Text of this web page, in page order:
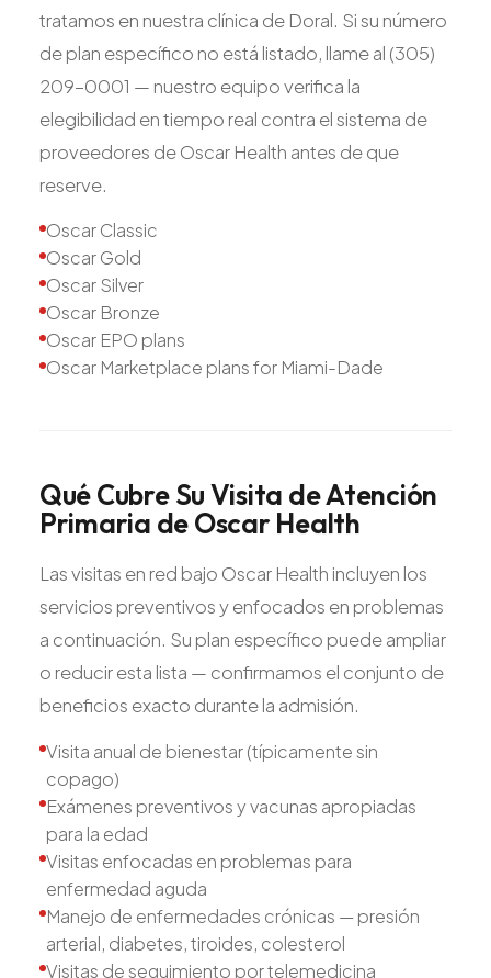
tratamos en nuestra clínica de Doral. Si su número
de plan específico no está listado, llame al (305)
209-0001 — nuestro equipo verifica la
elegibilidad en tiempo real contra el sistema de
proveedores de Oscar Health antes de que
reserve.
Oscar Classic
Oscar Gold
Oscar Silver
Oscar Bronze
Oscar EPO plans
Oscar Marketplace plans for Miami-Dade
QuéCubreSuVisita deAtención
Primaria deOscarHealth
Las visitas en red bajo Oscar Health incluyen los
servicios preventivos y enfocados en problemas
a continuación. Su plan específico puede ampliar
o reducir esta lista — confirmamos el conjunto de
beneficios exacto durante la admisión.
Visita anual de bienestar (típicamente sin
copago)
Exámenes preventivos y vacunas apropiadas
para la edad
Visitas enfocadas en problemas para
enfermedad aguda
Manejo de enfermedades crónicas — presión
arterial, diabetes, tiroides, colesterol
Visitas de seguimiento por telemedicina